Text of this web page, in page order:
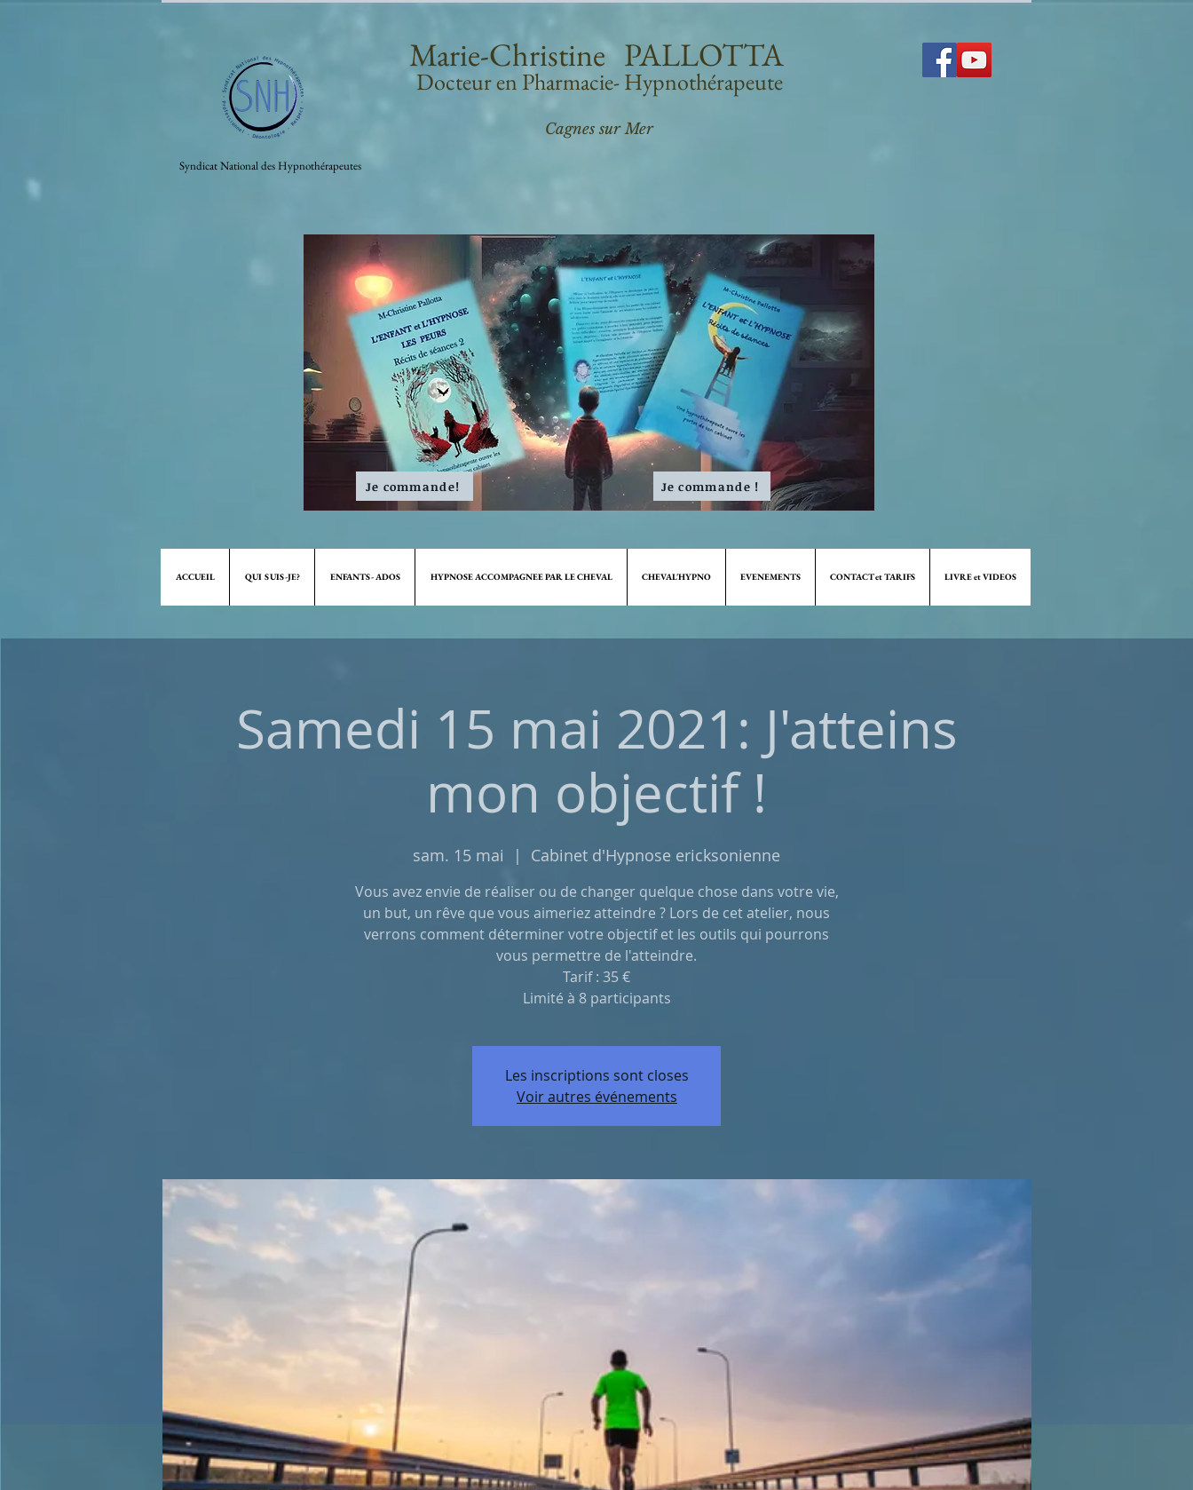
Marie-Christine PALLOTTA
Docteur en Pharmacie- Hypnothérapeute
Cagnes sur Mer
Syndicat National des Hypnothérapeutes
Je commande !
Je commande!
ACCUEIL QUI SUIS-JE? ENFANTS- ADOS HYPNOSE ACCOMPAGNEE PAR LE CHEVAL CHEVAL'HYPNO EVENEMENTS CONTACT et TARIFS LIVRE et VIDEOS
Samedi 15 mai 2021: J'atteins
mon objectif !
sam. 15 mai
  |
Cabinet d'Hypnose ericksonienne
Vous avez envie de réaliser ou de changer quelque chose dans votre vie,
un but, un rêve que vous aimeriez atteindre ? Lors de cet atelier, nous
verrons comment déterminer votre objectif et les outils qui pourrons
vous permettre de l'atteindre.
Tarif : 35 €
Limité à 8 participants
Les inscriptions sont closes
Voir autres événements